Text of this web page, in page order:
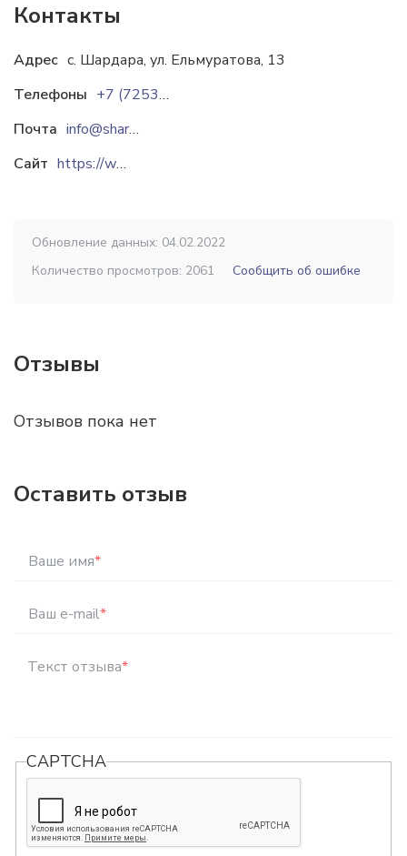
Контакты
Адрес с. Шардара, ул. Ельмуратова, 13
Телефоны
+7 (72535) 2-11-45
Почта
info@sharges.kz
Сайт
https://www.sharges.kz
Обновление данных: 04.02.2022
Количество просмотров: 2061
Сообщить об ошибке
Отзывы
Отзывов пока нет
Оставить отзыв
Ваше имя*
Ваш e-mail*
Текст отзыва*
CAPTCHA